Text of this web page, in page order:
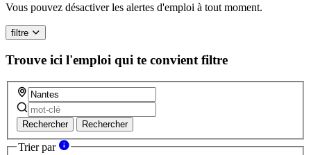
Vous pouvez désactiver les alertes d'emploi à tout moment.
filtre
Trouve ici l'emploi qui te convient filtre
Rechercher Rechercher
Trier par